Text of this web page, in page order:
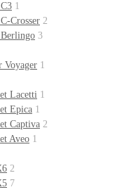
1
Crosser 2
3
Voyager 1
Lacetti 1
Epica 1
Captiva 2
Aveo 1
2
7